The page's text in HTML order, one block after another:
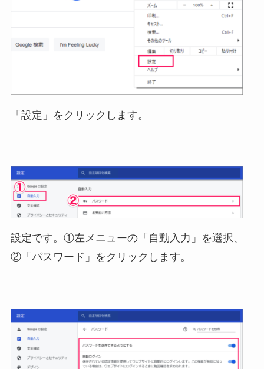
「設定」をクリックします。
設定です。①左メニューの「自動入力」を選択、
②「パスワード」をクリックします。